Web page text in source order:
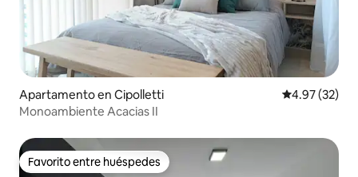
Apartamento en Cipolletti Calificación
4.97 (32)
Monoambiente Acacias II
Favorito entre huéspedes
Favorito entre huéspedes